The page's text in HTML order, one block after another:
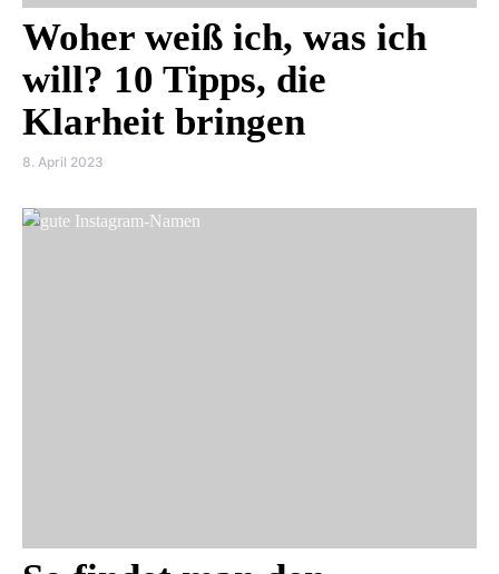
Woher weiß ich, was ich
will? 10 Tipps, die
Klarheit bringen
8. April 2023